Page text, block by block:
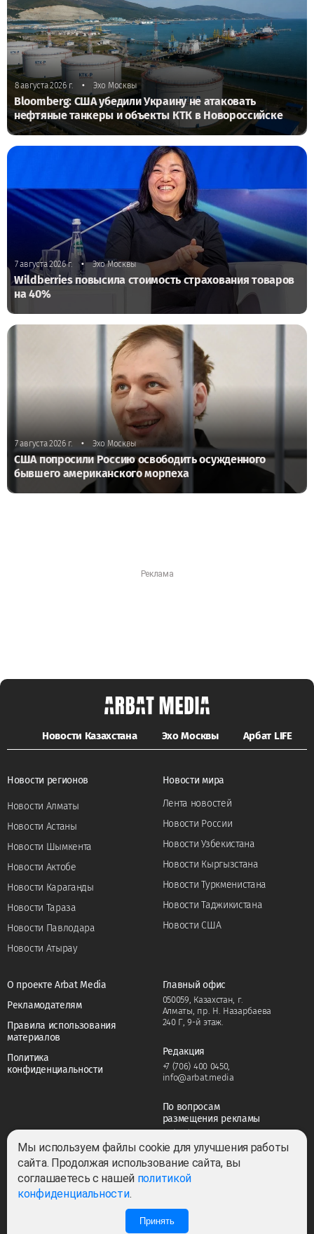
8 августа 2026 г. • Эхо Москвы
Bloomberg: США убедили Украину не атаковать
нефтяные танкеры и объекты КТК в Новороссийске
7 августа 2026 г. • Эхо Москвы
Wildberries повысила стоимость страхования товаров
на 40%
7 августа 2026 г. • Эхо Москвы
США попросили Россию освободить осужденного
бывшего американского морпеха
22
Новости Казахстана Эхо Москвы Арбат LIFE
Новости регионов
Новости Алматы
Новости Астаны
Новости Шымкента
Новости Актобе
Новости Караганды
Новости Тараза
Новости Павлодара
Новости Атырау
Новости мира
Лента новостей
Новости России
Новости Узбекистана
Новости Кыргызстана
Новости Туркменистана
Новости Таджикистана
Новости США
О проекте Arbat Media
Рекламодателям
Правила использования
материалов
Политика
конфиденциальности
Главный офис
050059, Казахстан, г.
Алматы, пр. Н. Назарбаева
240 Г, 9-й этаж.
Редакция
+7 (706) 400 0450,
info@arbat.media
По вопросам
размещения рекламы
adv@arbat.media
Мы используем файлы cookie для улучшения работы
сайта. Продолжая использование сайта, вы
соглашаетесь с нашей политикой
конфиденциальности.
Принять